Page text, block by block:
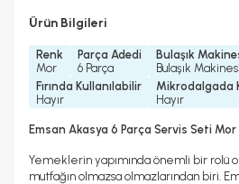
Ürün Bilgileri
Renk
Mor
Parça Adedi
6 Parça
Bulaşık
Bulaşık
Fırında Kullanılabilir
Hayır
Mikrodalgada
Hayır
Emsan Akasya 6 Parça Servis Seti Mor
Yemeklerin yapımında önemli bir rolü
mutfağın olmazsa olmazlarından biri.